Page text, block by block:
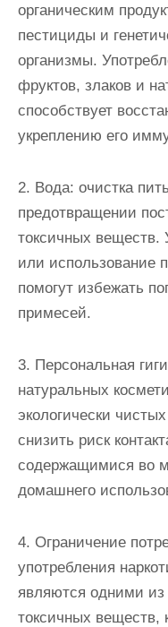
органическим
пестициды и
организмы.
фруктов, злаков и
способствует
укреплению его
2. Вода: очистка
предотвращении
токсичных веществ.
или использование
помогут избежать
примесей.
3. Персональная
натуральных
экологически
снизить риск
содержащимися во
домашнего
4. Ограничение
употребления
являются одними из
токсичных веществ,